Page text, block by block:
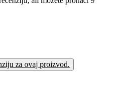
za ovaj proizvod.